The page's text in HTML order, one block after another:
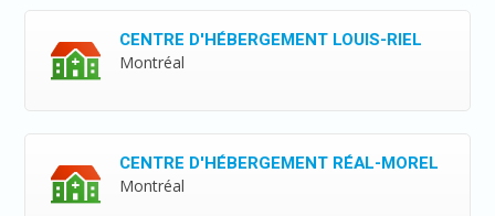
CENTRE D'HÉBERGEMENT LOUIS-RIEL
Montréal
CENTRE D'HÉBERGEMENT RÉAL-MOREL
Montréal